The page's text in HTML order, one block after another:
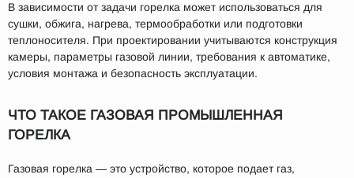
В зависимости от задачи горелка может использоваться для
сушки, обжига, нагрева, термообработки или подготовки
теплоносителя. При проектировании учитываются конструкция
камеры, параметры газовой линии, требования к автоматике,
условия монтажа и безопасность эксплуатации.
ЧТО ТАКОЕ ГАЗОВАЯ ПРОМЫШЛЕННАЯ
ГОРЕЛКА
Газовая горелка — это устройство, которое подает газ,